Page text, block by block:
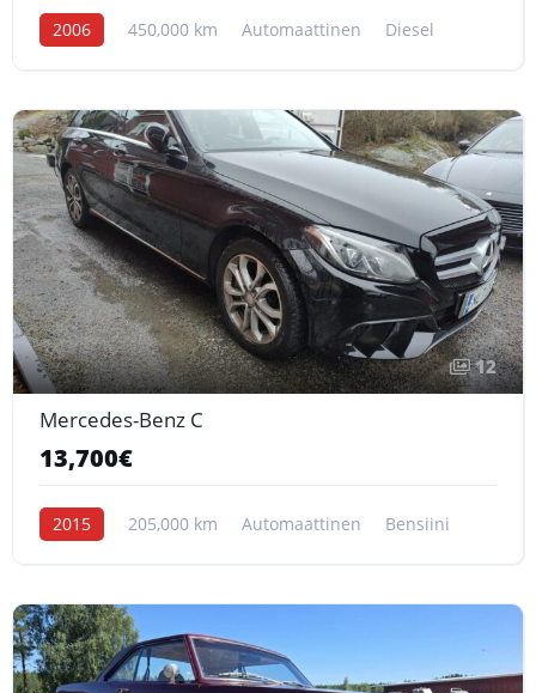
2006 450,000 km Automaattinen Diesel
12
Mercedes-Benz C
13,700€
2015 205,000 km Automaattinen Bensiini